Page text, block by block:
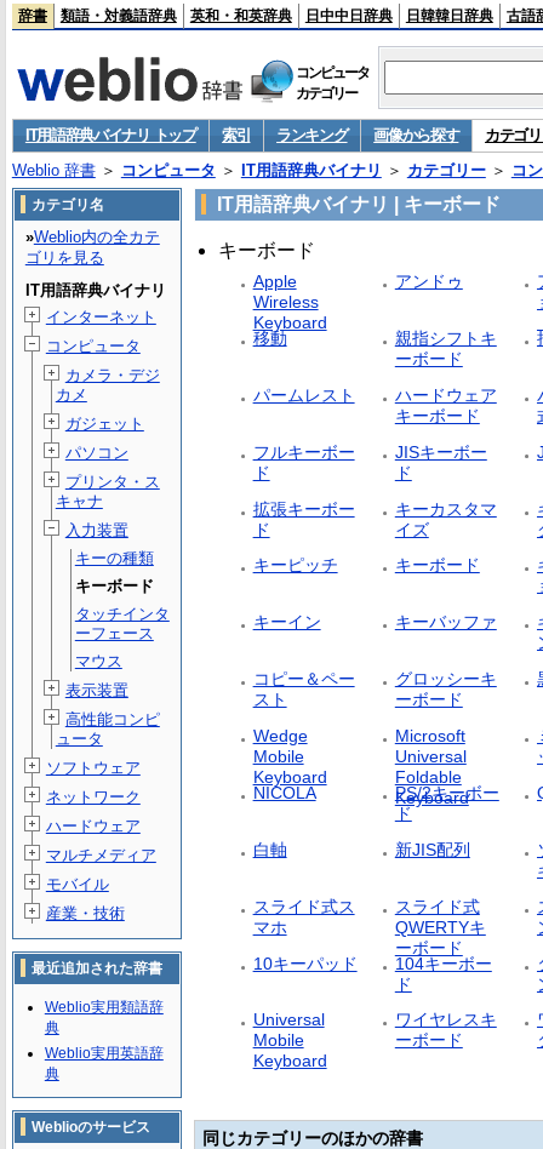
辞書 類語・対義語辞典 英和・和英辞典 日中中日辞典 日韓韓日辞典 古語
コンピュータ
カテゴリー
IT用語辞典バイナリ トップ 索引 ランキング 画像から探す
カテゴ
Weblio 辞書＞ コンピュータ ＞ IT用語辞典バイナリ ＞ カテゴリー＞ コ
IT用語辞典バイナリ | キーボード
キーボード
Apple
Wireless
Keyboard
アンドゥ
移動
親指シフトキ
ーボード
パームレスト
ハードウェア
キーボード
フルキーボー
ド
JISキーボー
ド
拡張キーボー
ド
キーカスタマ
イズ
キーピッチ
キーボード
キーイン
キーバッファ
コピー＆ペー
スト
グロッシーキ
ーボード
Wedge
Mobile
Keyboard
Microsoft
Universal
Foldable
Keyboard
NICOLA
PS/2キーボー
ド
白軸 新JIS配列
スライド式ス
マホ
スライド式
QWERTYキ
ーボード
10キーパッド
104キーボー
ド
Universal
Mobile
Keyboard
ワイヤレスキ
ーボード
同じカテゴリーのほかの辞書
カテゴリ名
»Weblio内の全カテ
ゴリを見る
IT用語辞典バイナリ
インターネット
コンピュータ
カメラ・デジ
カメ
ガジェット
パソコン
プリンタ・ス
キャナ
入力装置
キーの種類
キーボード
タッチインタ
ーフェース
マウス
表示装置
高性能コンピ
ュータ
ソフトウェア
ネットワーク
ハードウェア
マルチメディア
モバイル
産業・技術
最近追加された辞書
Weblio実用類語辞
典
Weblio実用英語辞
典
Weblioのサービス